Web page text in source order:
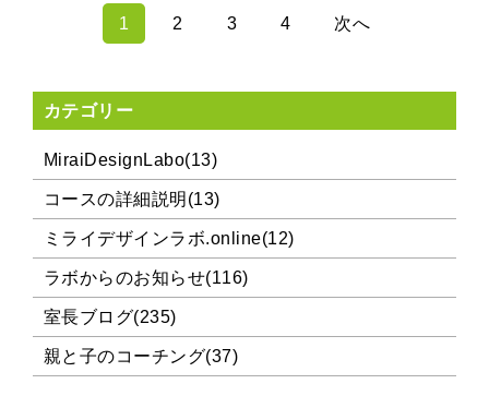
1 2 3 4 次へ
カテゴリー
MiraiDesignLabo(13)
コースの詳細説明(13)
ミライデザインラボ.online(12)
ラボからのお知らせ(116)
室長ブログ(235)
親と子のコーチング(37)